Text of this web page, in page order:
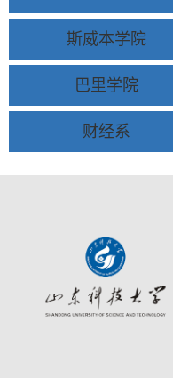
斯威本学院
巴里学院
财经系